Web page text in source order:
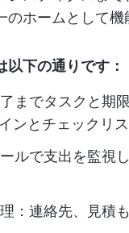
ホームとして機
下の通りです：
までタスクと期
ンとチェックリス
ルで支出を監視
：連絡先、見積